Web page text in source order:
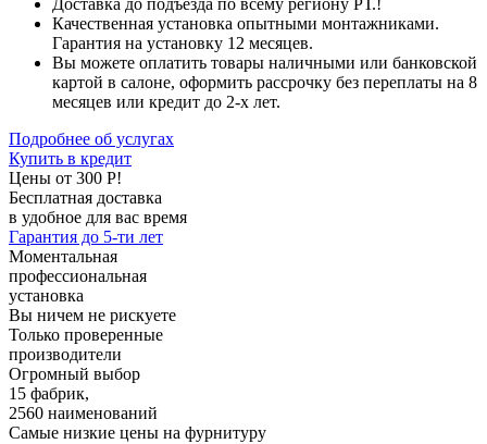
Доставка до подъезда по всему региону РТ.!
Качественная установка опытными монтажниками.
Гарантия на установку 12 месяцев.
Вы можете оплатить товары наличными или банковской
картой в салоне, оформить рассрочку без переплаты на 8
месяцев или кредит до 2-х лет.
Подробнее об услугах
Купить в кредит
Цены от 300 Р!
Бесплатная доставка
в удобное для вас время
Гарантия до 5-ти лет
Моментальная
профессиональная
установка
Вы ничем не рискуете
Только проверенные
производители
Огромный выбор
15 фабрик,
2560 наименований
Самые низкие цены на фурнитуру